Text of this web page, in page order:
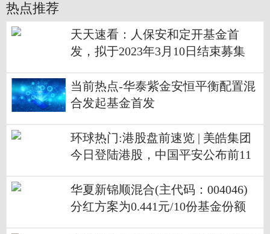
热点推荐
天天速看：人保安和定开基金首
发，拟于2023年3月10日结束募集
当前热点-华泰紫金安恒平衡配置混
合发起基金首发
环球热门:港股盘前速览 | 美皓集团
今日登陆港股，中国平安公布前11
华夏新锦顺混合(主代码：004046)
分红方案为0.441元/10份基金份额